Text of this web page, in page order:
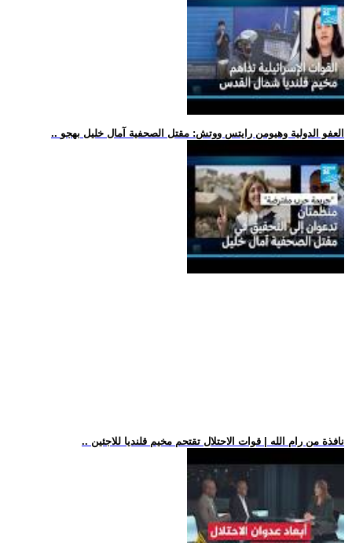
.. العفو الدولية وهيومن رايتس ووتش: مقتل الصحفية آمال خليل بهجو
.. نافذة من رام الله | قوات الاحتلال تقتحم مخيم قلنديا للاجئين